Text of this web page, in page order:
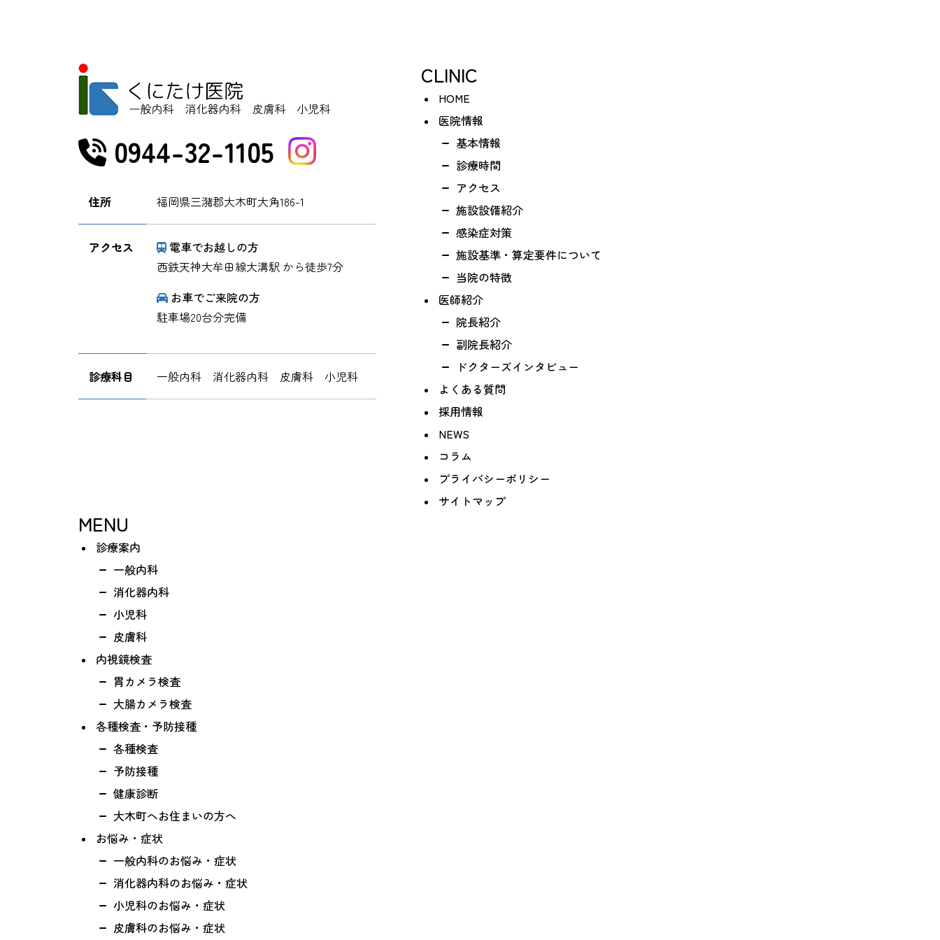
0944-32-1105
住所 福岡県三潴郡大木町大角186-1
アクセス
電車でお越しの方
西鉄天神大牟田線大溝駅 から徒歩7分
お車でご来院の方
駐車場20台分完備
診療科目 一般内科 消化器内科 皮膚科 小児科
CLINIC
HOME
医院情報
基本情報
診療時間
アクセス
施設設備紹介
感染症対策
施設基準・算定要件について
当院の特徴
医師紹介
院長紹介
副院長紹介
ドクターズインタビュー
よくある質問
採用情報
NEWS
コラム
プライバシーポリシー
サイトマップ
MENU
診療案内
一般内科
消化器内科
小児科
皮膚科
内視鏡検査
胃カメラ検査
大腸カメラ検査
各種検査・予防接種
各種検査
予防接種
健康診断
大木町へお住まいの方へ
お悩み・症状
一般内科のお悩み・症状
消化器内科のお悩み・症状
小児科のお悩み・症状
皮膚科のお悩み・症状